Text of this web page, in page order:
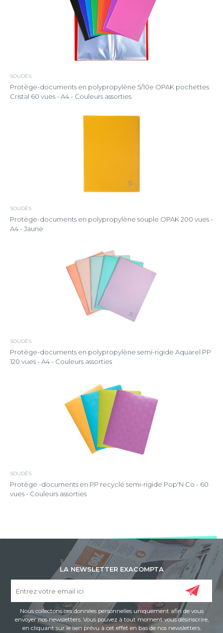
SOUDÉS
Protège-documents en polypropylène 5/10e OPAK pochettes
Cristal 60 vues - A4 - Couleurs assorties
SOUDÉS
Protège-documents en polypropylène souple OPAK 200 vues -
A4 - Jaune
SOUDÉS
Protège-documents en polypropylène semi-rigide Aquarel PP
120 vues - A4 - Couleurs assorties
SOUDÉS
Protège -documents en PP recyclé semi-rigide Pop'N Co - 60
vues - Couleurs assorties
LA NEWSLETTER EXACOMPTA
Nous collectons ces données personnelles uniquement afin de vous
envoyer nos newsletters. Vous pouvez à tout moment vous désinscrire,
en cliquant sur le lien prévu à cet effet en bas de nos newsletters.